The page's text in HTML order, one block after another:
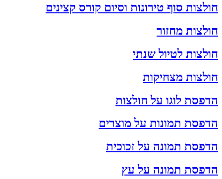
חולצות סוף טירונות וסיום קורס קצינים
חולצות מחזור
חולצות לטיול שנתי
חולצות מצחיקות
הדפסת לוגו על חולצות
הדפסת תמונות על מוצרים
הדפסת תמונה על זכוכית
הדפסת תמונה על עץ